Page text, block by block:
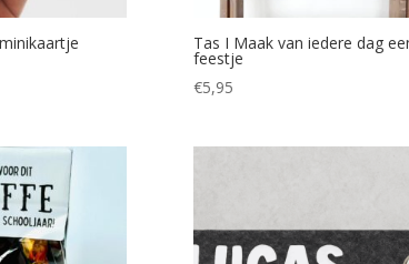
Tas I Maak van iedere dag
feestje
€5,95